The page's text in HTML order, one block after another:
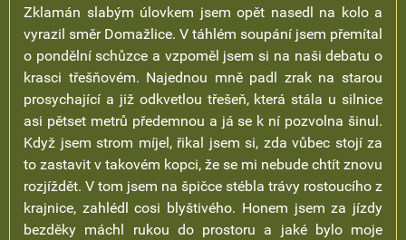
Zklamán slabým úlovkem jsem opět nasedl na kolo a
vyrazil směr Domažlice. V táhlém soupání jsem přemítal
o pondělní schůzce a vzpoměl jsem si na naši debatu o
krasci třešňovém. Najednou mně padl zrak na starou
prosychající a již odkvetlou třešeň, která stála u silnice
asi pětset metrů předemnou a já se k ní pozvolna šinul.
Když jsem strom míjel, řikal jsem si, zda vůbec stojí za
to zastavit v takovém kopci, že se mi nebude chtít znovu
rozjíždět. V tom jsem na špičce stébla trávy rostoucího z
krajnice, zahlédl cosi blyštivého. Honem jsem za jízdy
bezděky máchl rukou do prostoru a jaké bylo moje